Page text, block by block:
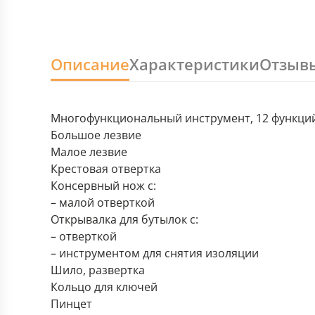
ОписаниеХарактеристики
Многофункциональный инструмент, 12
Большое лезвие
Малое лезвие
Крестовая отвертка
Консервный нож с:
– малой отверткой
Открывалка для бутылок с:
– отверткой
– инструментом для снятия изоляции
Шило, развертка
Кольцо для ключей
Пинцет